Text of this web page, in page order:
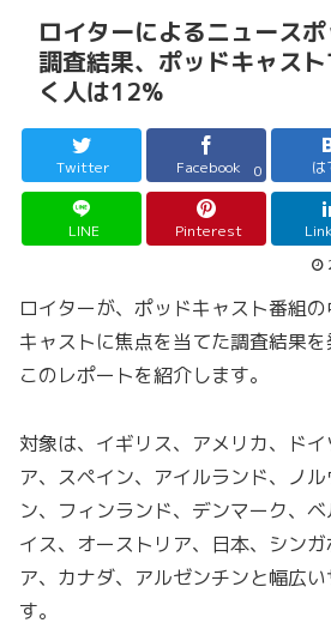
ロイターによるニュース
調査結果、ポッドキャス
く人は12%
Twitter Facebook 0 は
LINE Pinterest
ロイターが、ポッドキャスト番組
キャストに焦点を当てた調査結果
このレポートを紹介します。
対象は、イギリス、アメリカ、ド
ア、スペイン、アイルランド、ノ
ン、フィンランド、デンマーク、
イス、オーストリア、日本、シン
ア、カナダ、アルゼンチンと幅広
す。